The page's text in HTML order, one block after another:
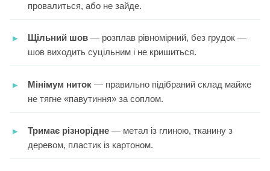
провалиться, або не зайде.
Щільний шов — розплав рівномірний, без грудок —
шов виходить суцільним і не кришиться.
Мінімум ниток — правильно підібраний склад майже
не тягне «павутиння» за соплом.
Тримає різнорідне — метал із глиною, тканину з
деревом, пластик із картоном.